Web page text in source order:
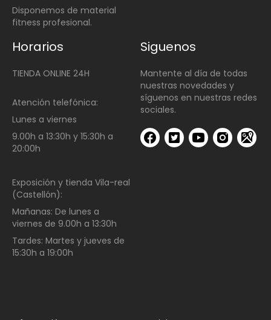
Disponemos de material
fitness profesional.
Horarios
TIENDA ONLINE 24H
Atención telefónica:
Lunes a viernes
9.00h a 13:30h y 15:30h a
20:00h
Exposición y tienda Vila-real
(Castellón):
Mañanas: De lunes a
viernes de 9.00h a 13:30h
Tardes: Martes y jueves de
15:30h a 19:00h
Siguenos
Mantente al día de todas
nuestras novedades y
síguenos en nuestras redes
sociales.